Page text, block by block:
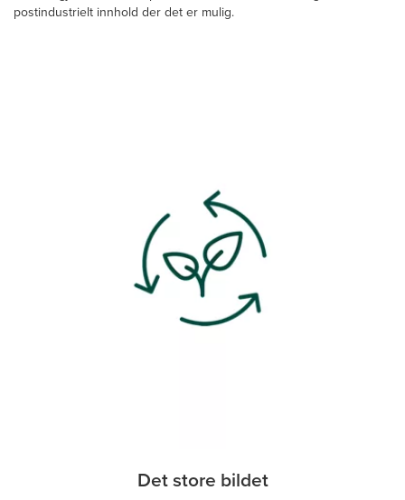
postindustrielt innhold der det er mulig.
Det store bildet